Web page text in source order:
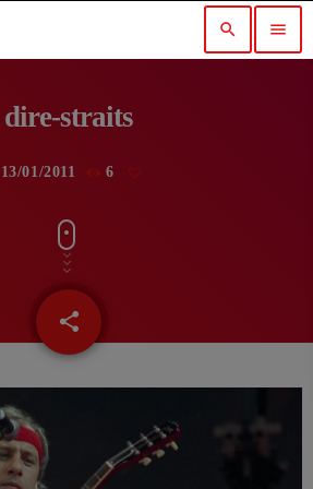
search menu
dire-straits
13/01/2011 6
share
email